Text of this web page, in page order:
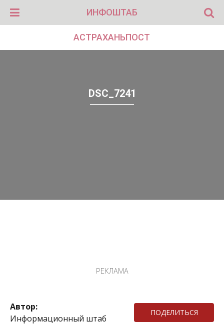
ИНФОШТАБ
АСТРАХАНЬПОСТ
DSC_7241
РЕКЛАМА
Автор:
Информационный штаб
ПОДЕЛИТЬСЯ